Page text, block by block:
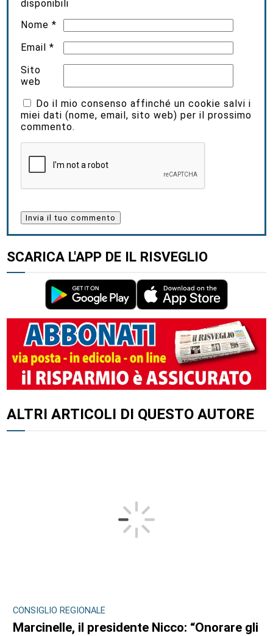
disponibili
Nome*
Email*
Sito
web
Do il mio consenso affinché un cookie salvi i
miei dati (nome, email, sito web) per il prossimo
commento.
SCARICA L'APP DE IL RISVEGLIO
ALTRI ARTICOLI DI QUESTO AUTORE
CONSIGLIO REGIONALE
Marcinelle, il presidente Nicco: “Onorare gli